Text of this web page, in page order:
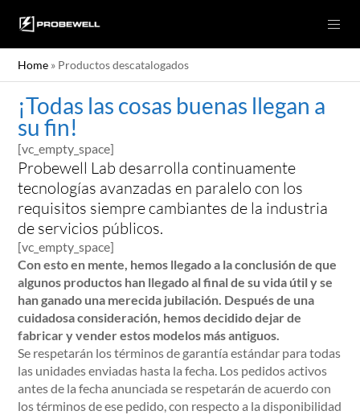
Home » Productos descatalogados
¡Todas las cosas buenas llegan a
su fin!
[vc_empty_space]
Probewell Lab desarrolla continuamente
tecnologías avanzadas en paralelo con los
requisitos siempre cambiantes de la industria
de servicios públicos.
[vc_empty_space]
Con esto en mente, hemos llegado a la conclusión de que
algunos productos han llegado al final de su vida útil y se
han ganado una merecida jubilación. Después de una
cuidadosa consideración, hemos decidido dejar de
fabricar y vender estos modelos más antiguos.
Se respetarán los términos de garantía estándar para todas
las unidades enviadas hasta la fecha. Los pedidos activos
antes de la fecha anunciada se respetarán de acuerdo con
los términos de ese pedido, con respecto a la disponibilidad